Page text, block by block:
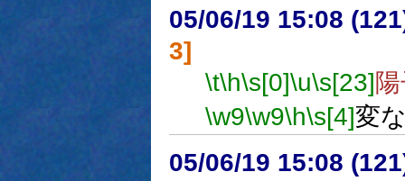
05/06/19 15:08
3]
\t\h\s[0]\u\s[23]
\w9\w9\h\s[4]変
05/06/19 15:08